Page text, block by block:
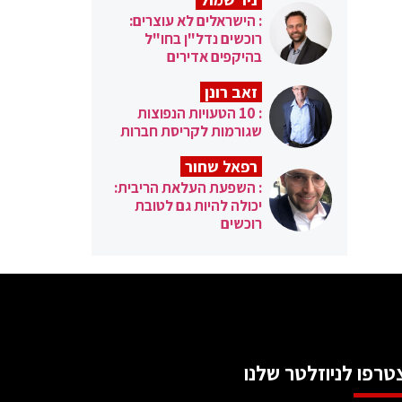
: הישראלים לא עוצרים:
רוכשים נדל"ן בחו"ל
בהיקפים אדירים
זאב רונן
: 10 הטעויות הנפוצות
שגורמות לקריסת חברות
רפאל שחור
: השפעת העלאת הריבית:
יכולה להיות גם לטובת
רוכשים
לניוזלטר שלנו